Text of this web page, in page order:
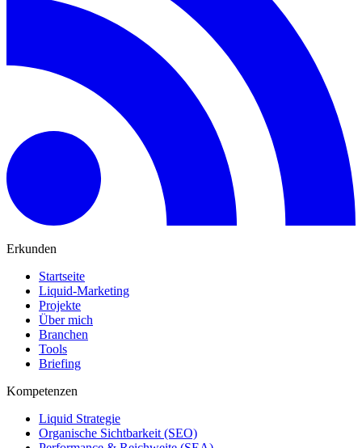
Erkunden
Startseite
Liquid-Marketing
Projekte
Über mich
Branchen
Tools
Briefing
Kompetenzen
Liquid Strategie
Organische Sichtbarkeit (SEO)